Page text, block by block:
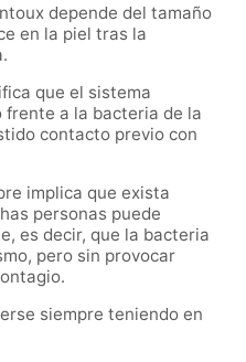
depende del tamaño
en la piel tras la
que el sistema
a la bacteria de la
contacto previo con
implica que exista
personas puede
es decir, que la bacteria
pero sin provocar
siempre teniendo en